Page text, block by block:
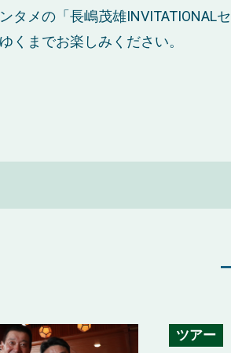
タメの「長嶋茂雄INVITATIONAL
くまでお楽しみください。
ツアー